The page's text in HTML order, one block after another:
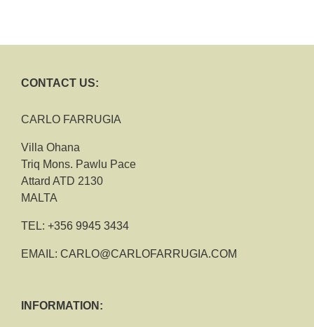
CONTACT US:
CARLO FARRUGIA
Villa Ohana
Triq Mons. Pawlu Pace
Attard ATD 2130
MALTA
TEL: +356 9945 3434
EMAIL: CARLO@CARLOFARRUGIA.COM
INFORMATION: